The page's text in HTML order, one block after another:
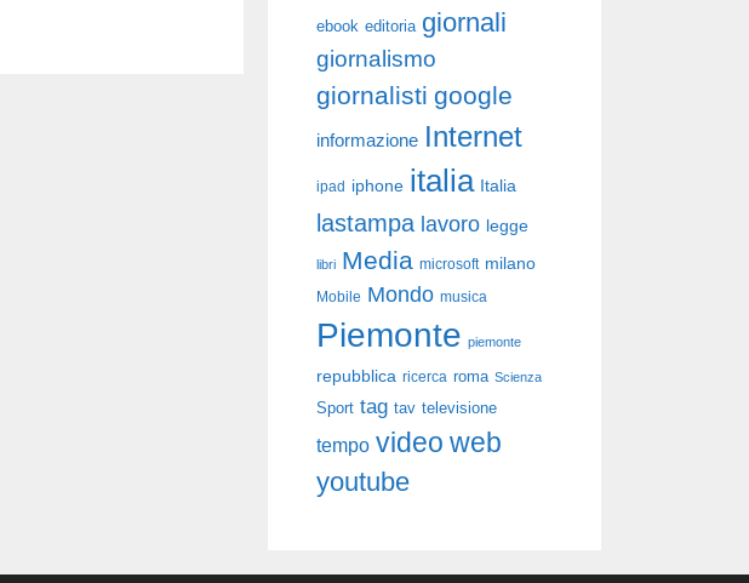
ebook editoria giornali
giornalismo
giornalisti google
informazione Internet
ipad iphone italia Italia
lastampa lavoro legge
libri Media microsoft milano
Mobile Mondo musica
Piemonte piemonte
repubblica ricerca roma Scienza
Sport tag tav televisione
tempo video web
youtube